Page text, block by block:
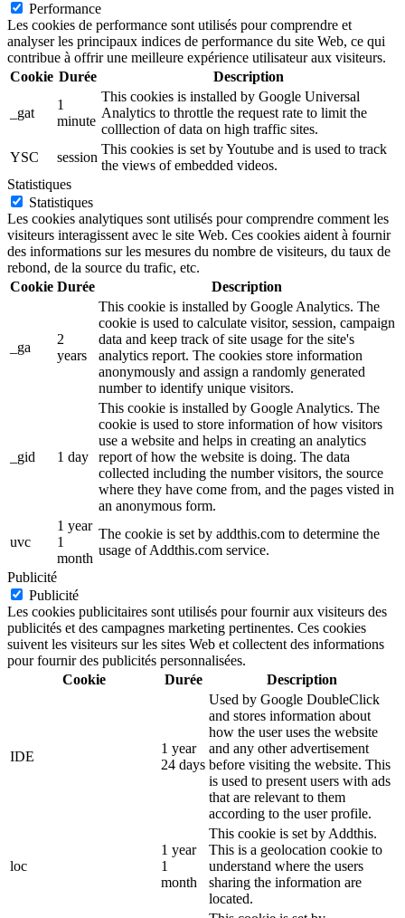
Performance
Les cookies de performance sont utilisés pour comprendre et
analyser les principaux indices de performance du site Web, ce qui
contribue à offrir une meilleure expérience utilisateur aux visiteurs.
Cookie Durée Description
_gat
1
minute
This cookies is installed by Google Universal
Analytics to throttle the request rate to limit the
colllection of data on high traffic sites.
YSC
session
This cookies is set by Youtube and is used to track
the views of embedded videos.
Statistiques
Statistiques
Les cookies analytiques sont utilisés pour comprendre comment les
visiteurs interagissent avec le site Web. Ces cookies aident à fournir
des informations sur les mesures du nombre de visiteurs, du taux de
rebond, de la source du trafic, etc.
Cookie Durée Description
_ga
2
years
This cookie is installed by Google Analytics. The
cookie is used to calculate visitor, session, campaign
data and keep track of site usage for the site's
analytics report. The cookies store information
anonymously and assign a randomly generated
number to identify unique visitors.
_gid 1 day
This cookie is installed by Google Analytics. The
cookie is used to store information of how visitors
use a website and helps in creating an analytics
report of how the website is doing. The data
collected including the number visitors, the source
where they have come from, and the pages visted in
an anonymous form.
uvc
1 year
1
month
The cookie is set by addthis.com to determine the
usage of Addthis.com service.
Publicité
Publicité
Les cookies publicitaires sont utilisés pour fournir aux visiteurs des
publicités et des campagnes marketing pertinentes. Ces cookies
suivent les visiteurs sur les sites Web et collectent des informations
pour fournir des publicités personnalisées.
Cookie
Durée Description
IDE
1 year
24 days
Used by Google DoubleClick
and stores information about
how the user uses the website
and any other advertisement
before visiting the website. This
is used to present users with ads
that are relevant to them
according to the user profile.
loc
1 year
1
month
This cookie is set by Addthis.
This is a geolocation cookie to
understand where the users
sharing the information are
located.